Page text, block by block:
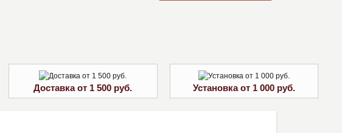
Доставка от 1 500 руб. Установка от 1 000 руб.